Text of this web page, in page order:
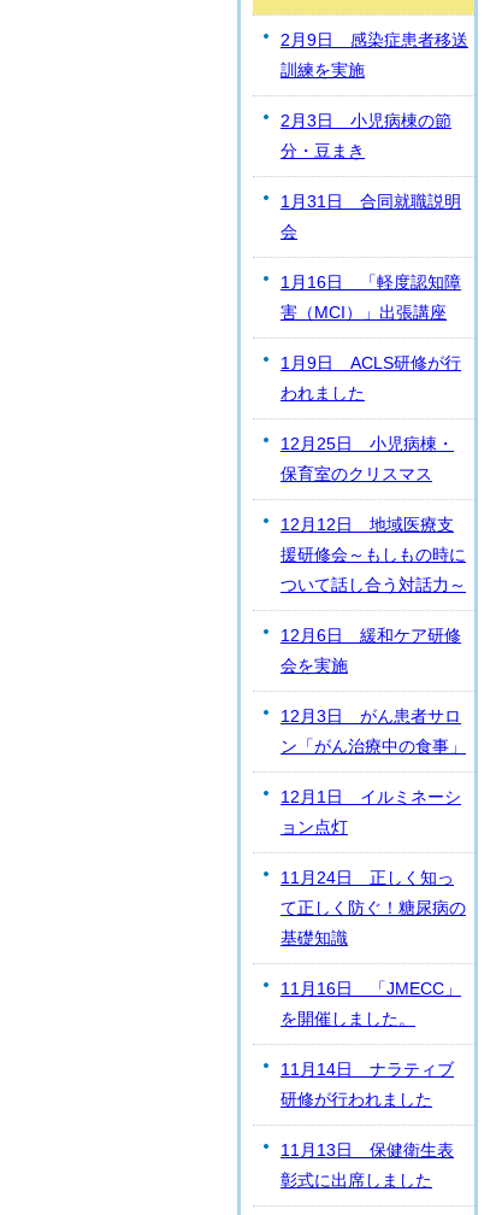
2月9日 感染症患者移送
訓練を実施
2月3日 小児病棟の節
分・豆まき
1月31日 合同就職説明
会
1月16日 「軽度認知障
害（MCI）」出張講座
1月9日 ACLS研修が行
われました
12月25日 小児病棟・
保育室のクリスマス
12月12日 地域医療支
援研修会～もしもの時に
ついて話し合う対話力～
12月6日 緩和ケア研修
会を実施
12月3日 がん患者サロ
ン「がん治療中の食事」
12月1日 イルミネーシ
ョン点灯
11月24日 正しく知っ
て正しく防ぐ！糖尿病の
基礎知識
11月16日 「JMECC」
を開催しました。
11月14日 ナラティブ
研修が行われました
11月13日 保健衛生表
彰式に出席しました